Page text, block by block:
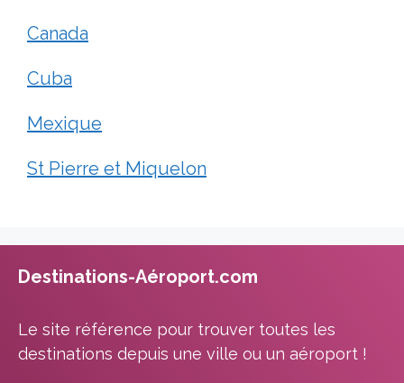
Canada
Cuba
Mexique
St Pierre et Miquelon
Destinations-Aéroport.com
Le site référence pour trouver toutes les
destinations depuis une ville ou un aéroport !